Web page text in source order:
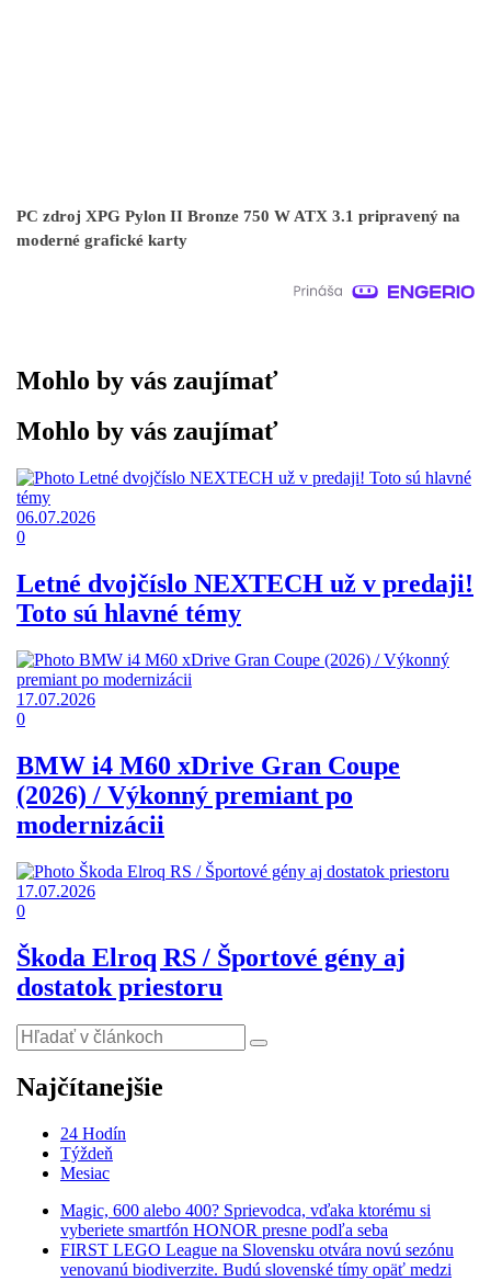
PC zdroj XPG Pylon II Bronze 750 W ATX 3.1 pripravený na
moderné grafické karty
Mohlo by vás zaujímať
Mohlo by vás zaujímať
06.07.2026
0
Letné dvojčíslo NEXTECH už v predaji!
Toto sú hlavné témy
17.07.2026
0
BMW i4 M60 xDrive Gran Coupe
(2026) / Výkonný premiant po
modernizácii
17.07.2026
0
Škoda Elroq RS / Športové gény aj
dostatok priestoru
Najčítanejšie
24 Hodín
Týždeň
Mesiac
Magic, 600 alebo 400? Sprievodca, vďaka ktorému si
vyberiete smartfón HONOR presne podľa seba
FIRST LEGO League na Slovensku otvára novú sezónu
venovanú biodiverzite. Budú slovenské tímy opäť medzi